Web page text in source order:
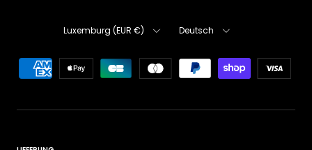
Land/Region
Luxemburg (EUR €) Deutsch